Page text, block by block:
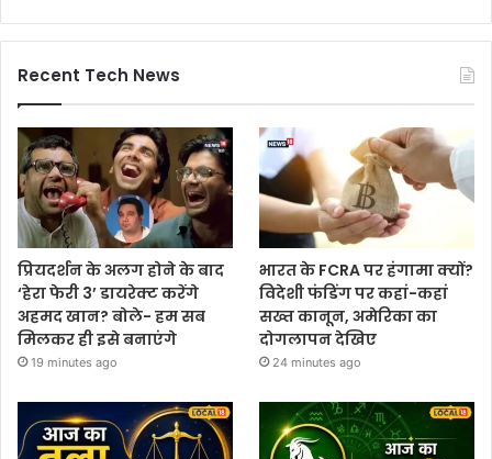
Recent Tech News
प्रियदर्शन के अलग होने के बाद
‘हेरा फेरी 3’ डायरेक्ट करेंगे
अहमद खान? बोले- हम सब
मिलकर ही इसे बनाएंगे
19 minutes ago
भारत के FCRA पर हंगामा क्यों?
विदेशी फंडिंग पर कहां-कहां
सख्त कानून, अमेरिका का
दोगलापन देखिए
24 minutes ago